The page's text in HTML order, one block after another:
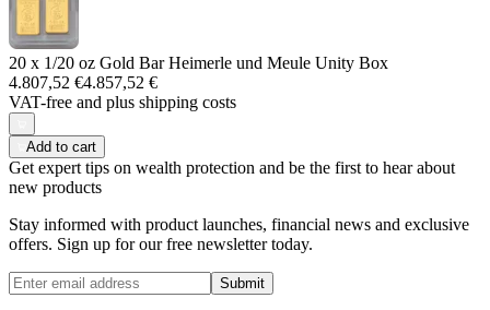
20 x 1/20 oz Gold Bar Heimerle und Meule Unity Box
4.807,52 €4.857,52 €
VAT-free and plus shipping costs
Add to cart
Get expert tips on wealth protection and be the first to hear about
new products
Stay informed with product launches, financial news and exclusive
offers. Sign up for our free newsletter today.
Submit